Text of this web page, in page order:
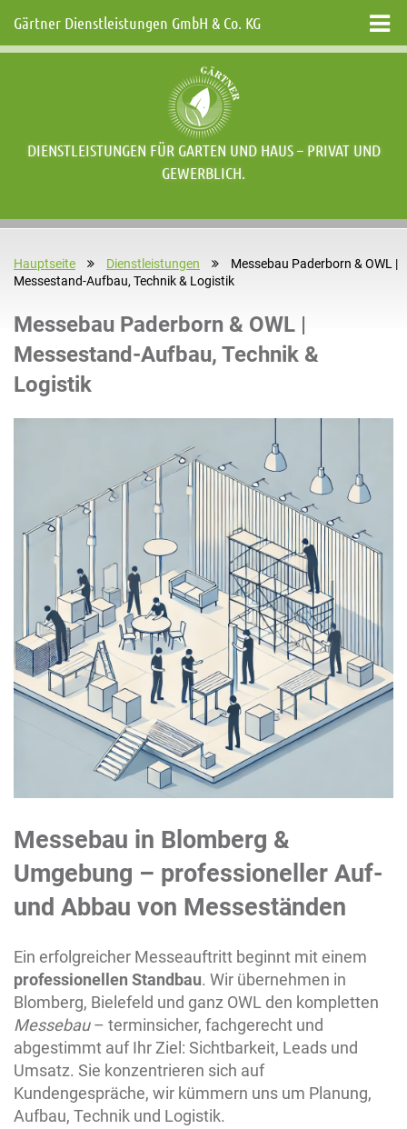
Gärtner Dienstleistungen GmbH & Co. KG
DIENSTLEISTUNGEN FÜR GARTEN UND HAUS – PRIVAT UND
GEWERBLICH.
Hauptseite Dienstleistungen
Messebau Paderborn & OWL |
Messestand-Aufbau, Technik & Logistik
Messebau Paderborn & OWL |
Messestand-Aufbau, Technik &
Logistik
Messebau in Blomberg &
Umgebung – professioneller Auf-
und Abbau von Messeständen
Ein erfolgreicher Messeauftritt beginnt mit einem
professionellen Standbau. Wir übernehmen in
Blomberg, Bielefeld und ganz OWL den kompletten
Messebau– terminsicher, fachgerecht und
abgestimmt auf Ihr Ziel: Sichtbarkeit, Leads und
Umsatz. Sie konzentrieren sich auf
Kundengespräche, wir kümmern uns um Planung,
Aufbau, Technik und Logistik.